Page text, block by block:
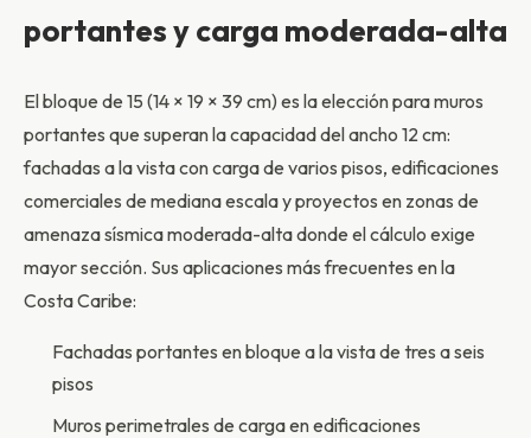
portantes y carga moderada-alta
El bloque de 15 (14 × 19 × 39 cm) es la elección para muros
portantes que superan la capacidad del ancho 12 cm:
fachadas a la vista con carga de varios pisos, edificaciones
comerciales de mediana escala y proyectos en zonas de
amenaza sísmica moderada-alta donde el cálculo exige
mayor sección. Sus aplicaciones más frecuentes en la
Costa Caribe:
Fachadas portantes en bloque a la vista de tres a seis
pisos
Muros perimetrales de carga en edificaciones